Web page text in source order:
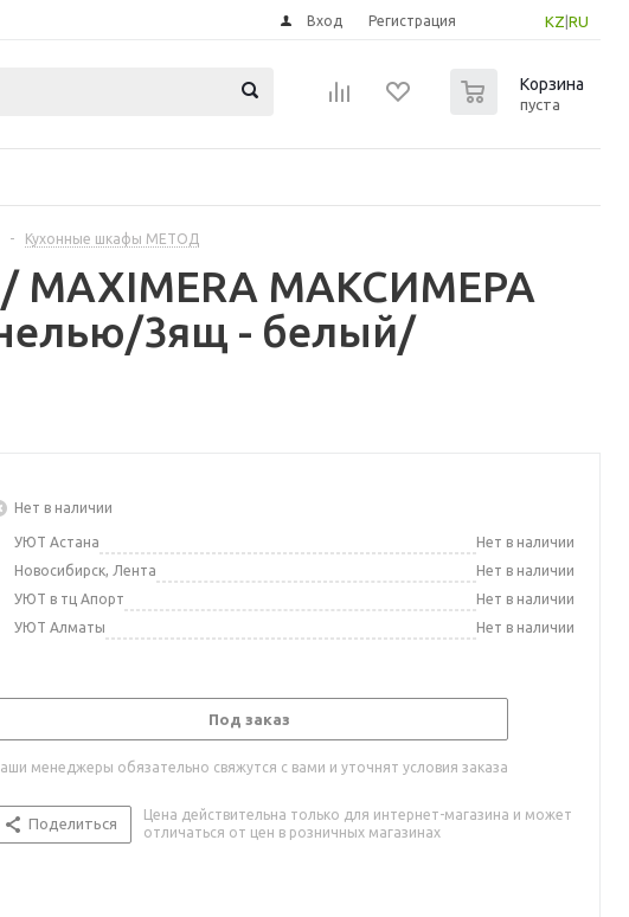
KZ RU
Вход Регистрация
Корзина
пуста
- Кухонные шкафы МЕТОД
/ MAXIMERA МАКСИМЕРА
3ящ - белый/
Нет в наличии
УЮТ Астана
Нет в наличии
Новосибирск, Лента
Нет в наличии
УЮТ в тц Апорт
Нет в наличии
УЮТ Алматы
Нет в наличии
Под заказ
менеджеры обязательно свяжутся с вами и уточнят условия заказа
Поделиться
Цена действительна только для интернет-магазина и может
отличаться от цен в розничных магазинах